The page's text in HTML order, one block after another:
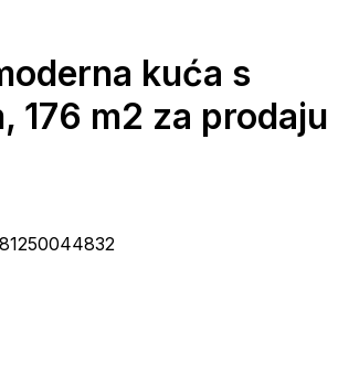
kuća s
176 m2 za prodaju